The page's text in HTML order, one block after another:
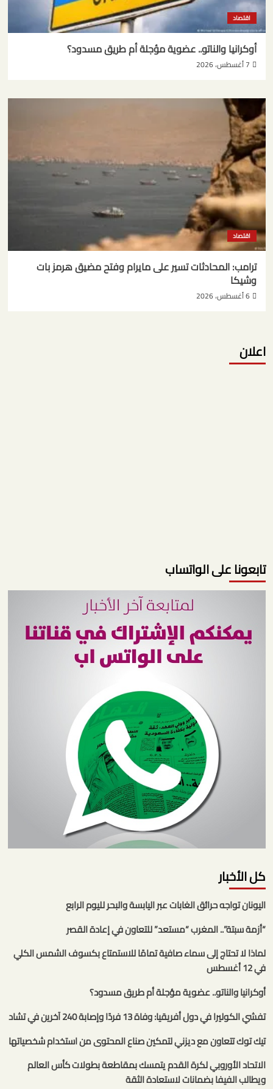
اقتصاد
أوكرانيا والناتو.. عضوية مؤجلة أم طريق مسدود؟
7 أغسطس، 2026
اقتصاد
ترامب: المحادثات تسير على مايرام وفتح مضيق هرمز بات
وشيكا
6 أغسطس، 2026
اعلان
تابعونا على الواتساب
كل الأخبار
اليونان تواجه حرائق الغابات عبر اليابسة والبحر لليوم الرابع
“أزمة سبتة”.. المغرب “مستعد” للتعاون في إعادة القصر
لماذا لا تحتاج إلى سماء صافية تمامًا للاستمتاع بكسوف الشمس الكلي
في 12 أغسطس
أوكرانيا والناتو.. عضوية مؤجلة أم طريق مسدود؟
تفشي الكوليرا في دول أفريقيا: وفاة 13 فردًا وإصابة 240 آخرين في تشاد
تيك توك تتعاون مع ديزني لتمكين صناع المحتوى من استخدام شخصياتها
الاتحاد الأوروبي لكرة القدم يتمسك بمقاطعة بطولات كأس العالم
ويطالب الفيفا بضمانات لاستعادة الثقة